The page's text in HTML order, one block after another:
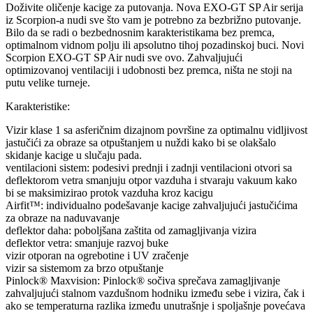
Doživite oličenje kacige za putovanja. Nova EXO-GT SP Air serija
iz Scorpion-a nudi sve što vam je potrebno za bezbrižno putovanje.
Bilo da se radi o bezbednosnim karakteristikama bez premca,
optimalnom vidnom polju ili apsolutno tihoj pozadinskoj buci. Novi
Scorpion EXO-GT SP Air nudi sve ovo. Zahvaljujući
optimizovanoj ventilaciji i udobnosti bez premca, ništa ne stoji na
putu velike turneje.
Karakteristike:
Vizir klase 1 sa asferičnim dizajnom površine za optimalnu vidljivost
jastučići za obraze sa otpuštanjem u nuždi kako bi se olakšalo
skidanje kacige u slučaju pada.
ventilacioni sistem: podesivi prednji i zadnji ventilacioni otvori sa
deflektorom vetra smanjuju otpor vazduha i stvaraju vakuum kako
bi se maksimizirao protok vazduha kroz kacigu
Airfit™: individualno podešavanje kacige zahvaljujući jastučićima
za obraze na naduvavanje
deflektor daha: poboljšana zaštita od zamagljivanja vizira
deflektor vetra: smanjuje razvoj buke
vizir otporan na ogrebotine i UV zračenje
vizir sa sistemom za brzo otpuštanje
Pinlock® Maxvision: Pinlock® sočiva sprečava zamagljivanje
zahvaljujući stalnom vazdušnom hodniku između sebe i vizira, čak i
ako se temperaturna razlika između unutrašnje i spoljašnje povećava